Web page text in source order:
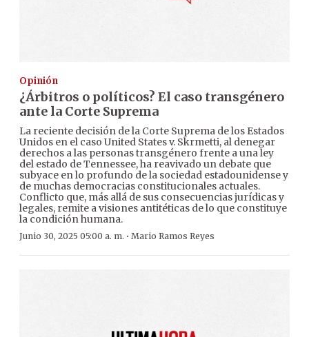
Opinión
¿Árbitros o políticos? El caso transgénero
ante la Corte Suprema
La reciente decisión de la Corte Suprema de los Estados
Unidos en el caso United States v. Skrmetti, al denegar
derechos a las personas transgénero frente a una ley
del estado de Tennessee, ha reavivado un debate que
subyace en lo profundo de la sociedad estadounidense y
de muchas democracias constitucionales actuales.
Conflicto que, más allá de sus consecuencias jurídicas y
legales, remite a visiones antitéticas de lo que constituye
la condición humana.
Junio 30, 2025 05:00 a. m. · Mario Ramos Reyes